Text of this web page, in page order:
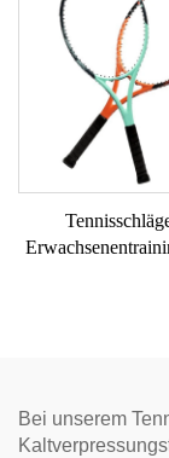
Tennisschläger
Bei unserem